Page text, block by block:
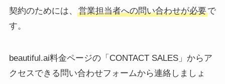
契約のためには、 営業担当者への問い合わせが必要で
す。
beautiful.ai料金ページの「CONTACT SALES」からア
クセスできる問い合わせフォームから連絡しましょ